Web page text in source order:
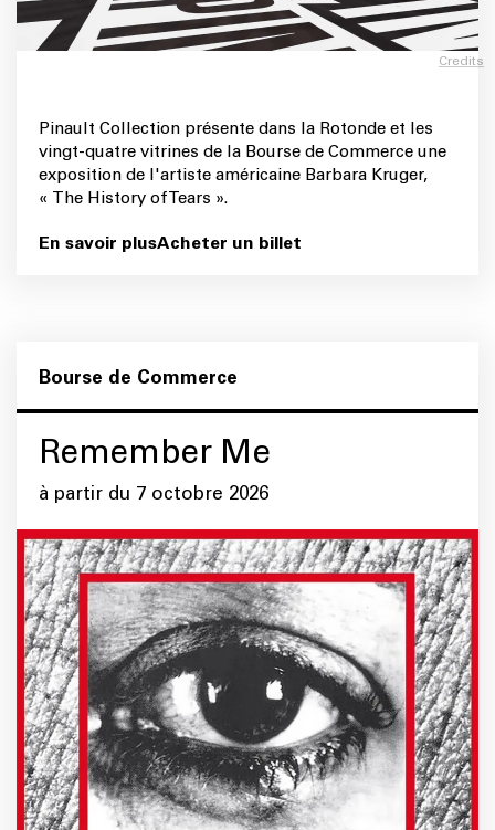
Credits
Pinault Collection présente dans la Rotonde et les
vingt-quatre vitrines de la Bourse de Commerce une
exposition de l'artiste américaine Barbara Kruger,
« The History of Tears ».
En savoir plusAcheter un billet
Bourse de Commerce
Remember Me
à partir du 7 octobre 2026